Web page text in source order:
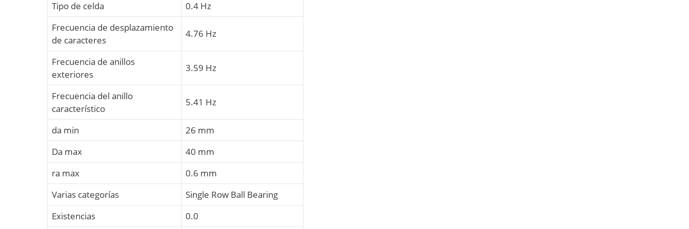
Tipo de celda
0.4 Hz
Frecuencia de desplazamiento
de caracteres
4.76 Hz
Frecuencia de anillos
exteriores
3.59 Hz
Frecuencia del anillo
característico
5.41 Hz
da min
26 mm
Da max
40 mm
ra max
0.6 mm
Varias categorías
Single Row Ball Bearing
Existencias
0.0